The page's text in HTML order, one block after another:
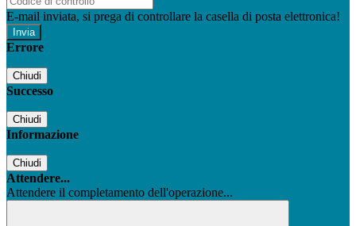
E-mail inviata, si prega di controllare la casella di posta elettronica!
Errore
Chiudi
Successo
Chiudi
Informazione
Chiudi
Attendere...
Attendere il completamento dell'operazione...